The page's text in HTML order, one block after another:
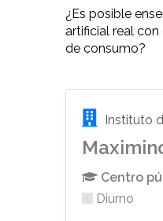
¿Es posible
artificial real
de consumo?
Instituto
Centro
Diurno